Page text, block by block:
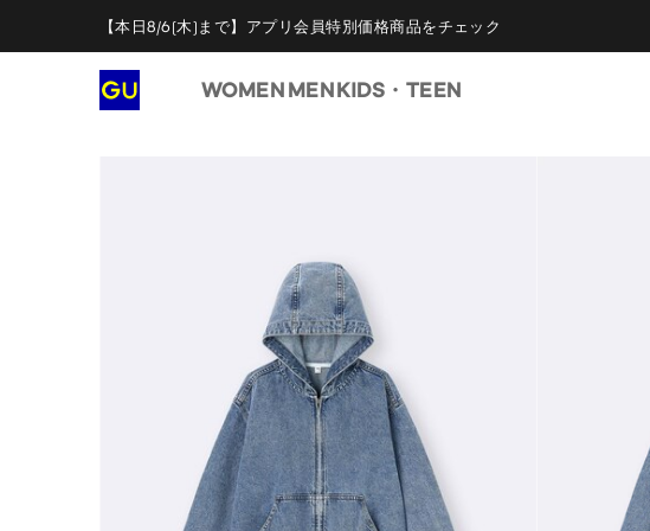
【本日8/6(木)まで】アプリ会員特別価格商品をチェック
WOMEN MENKIDS・TEEN